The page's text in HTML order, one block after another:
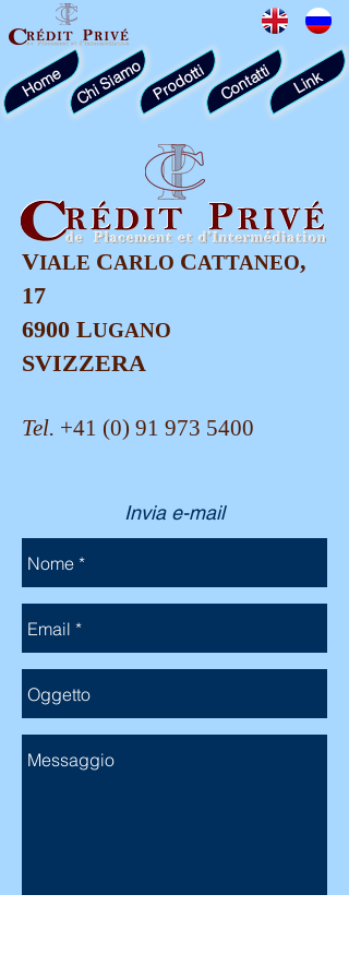
Home Chi Siamo Contatti
Prodotti Link
VIALE CARLO CATTANEO,
17
6900 LUGANO
SVIZZERA
Tel. +41 (0) 91 973 5400
Invia e-mail